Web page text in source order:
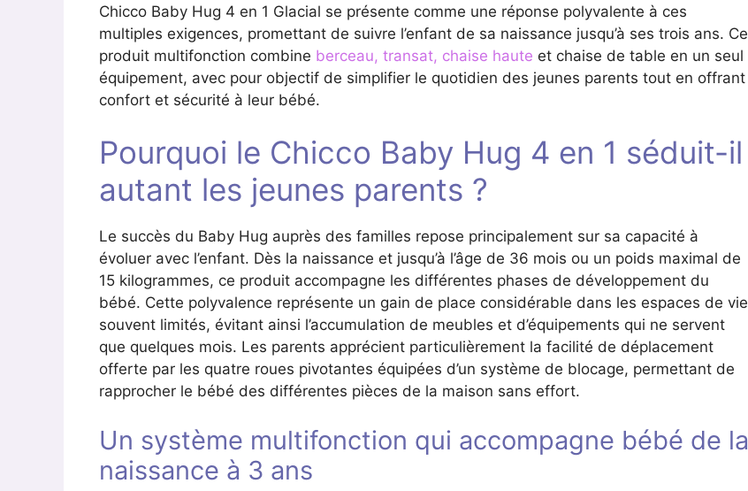
Chicco Baby Hug 4 en 1 Glacial se présente comme une réponse polyvalente à ces
multiples exigences, promettant de suivre l’enfant de sa naissance jusqu’à ses trois ans. Ce
produit multifonction combine berceau, transat, chaise haute et chaise de table en un seul
équipement, avec pour objectif de simplifier le quotidien des jeunes parents tout en offrant
confort et sécurité à leur bébé.
Pourquoi le Chicco Baby Hug 4 en 1 séduit-il
autant les jeunes parents ?
Le succès du Baby Hug auprès des familles repose principalement sur sa capacité à
évoluer avec l’enfant. Dès la naissance et jusqu’à l’âge de 36 mois ou un poids maximal de
15 kilogrammes, ce produit accompagne les différentes phases de développement du
bébé. Cette polyvalence représente un gain de place considérable dans les espaces de vie
souvent limités, évitant ainsi l’accumulation de meubles et d’équipements qui ne servent
que quelques mois. Les parents apprécient particulièrement la facilité de déplacement
offerte par les quatre roues pivotantes équipées d’un système de blocage, permettant de
rapprocher le bébé des différentes pièces de la maison sans effort.
Un système multifonction qui accompagne bébé de la
naissance à 3 ans